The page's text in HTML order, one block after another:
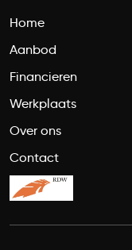
Home
Aanbod
Financieren
Werkplaats
Over ons
Contact